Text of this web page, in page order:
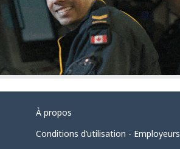
À propos
Conditions d’utilisation - Employeurs